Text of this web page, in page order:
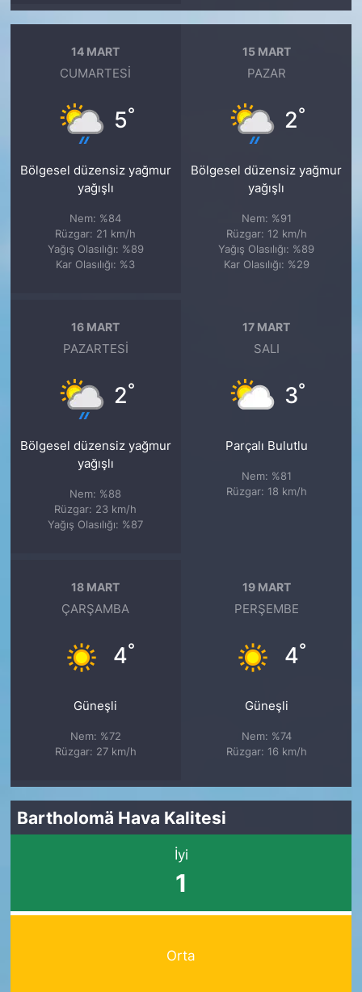
14 MART
CUMARTESI
5°
Bölgesel düzensiz yağmur
yağışlı
Nem: %84
Rüzgar: 21 km/h
Yağış Olasılığı: %89
Kar Olasılığı: %3
15 MART
PAZAR
2°
Bölgesel düzensiz yağmur
yağışlı
Nem: %91
Rüzgar: 12 km/h
Yağış Olasılığı: %89
Kar Olasılığı: %29
16 MART
PAZARTESI
2°
Bölgesel düzensiz yağmur
yağışlı
Nem: %88
Rüzgar: 23 km/h
Yağış Olasılığı: %87
17 MART
SALI
3°
Parçalı Bulutlu
Nem: %81
Rüzgar: 18 km/h
18 MART
ÇARŞAMBA
4°
Güneşli
Nem: %72
Rüzgar: 27 km/h
19 MART
PERŞEMBE
4°
Güneşli
Nem: %74
Rüzgar: 16 km/h
Bartholomä Hava Kalitesi
İyi
1
Orta